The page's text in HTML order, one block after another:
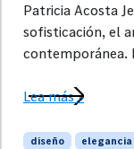
Patricia Acosta
sofisticación, el
contemporánea.
Lea más »
diseño elegancia